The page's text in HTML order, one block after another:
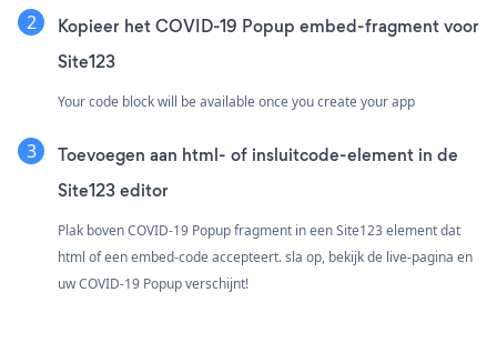
Kopieer het COVID-19 Popup embed-fragment voor
Site123
Your code block will be available once you create your app
Toevoegen aan html- of insluitcode-element in de
Site123 editor
Plak boven COVID-19 Popup fragment in een Site123 element dat
html of een embed-code accepteert. sla op, bekijk de live-pagina en
uw COVID-19 Popup verschijnt!